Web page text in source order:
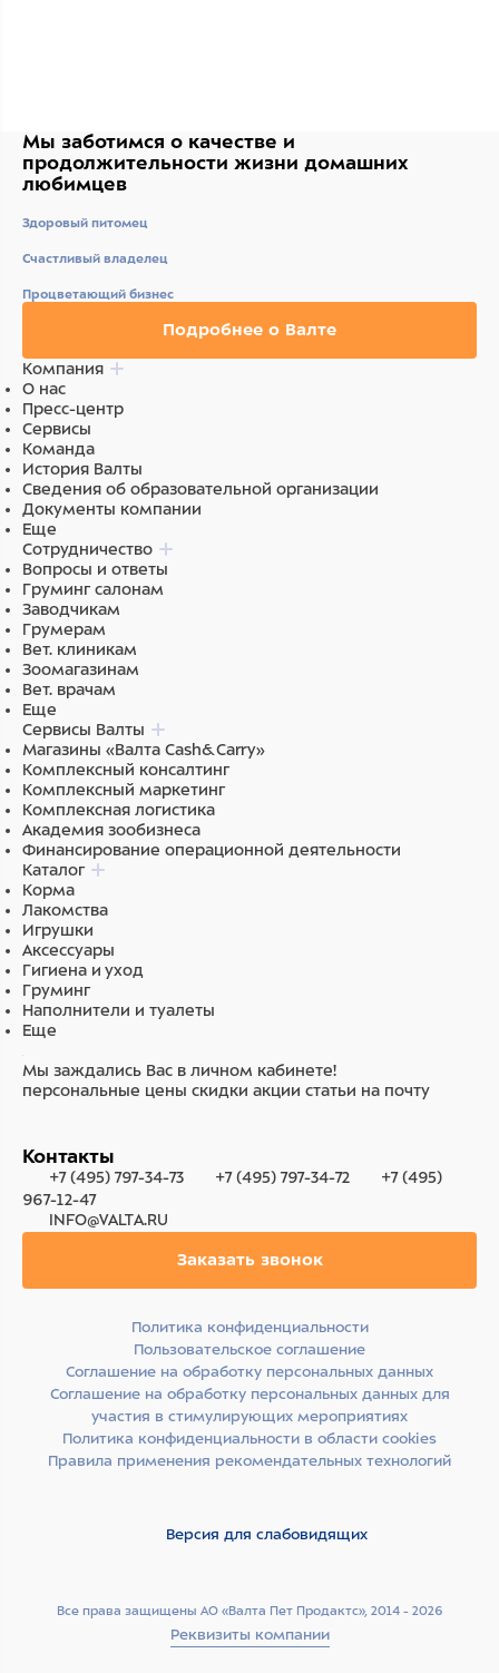
Мы заботимся о качестве и
продолжительности жизни домашних
любимцев
Здоровый питомец
Счастливый владелец
Процветающий бизнес
Подробнее о Валте
Компания
О нас
Пресс-центр
Сервисы
Команда
История Валты
Сведения об образовательной организации
Документы компании
Еще
Сотрудничество
Вопросы и ответы
Груминг салонам
Заводчикам
Грумерам
Вет. клиникам
Зоомагазинам
Вет. врачам
Еще
Сервисы Валты
Магазины «Валта Cash&Carry»
Комплексный консалтинг
Комплексный маркетинг
Комплексная логистика
Академия зообизнеса
Финансирование операционной деятельности
Каталог
Корма
Лакомства
Игрушки
Аксессуары
Гигиена и уход
Груминг
Наполнители и туалеты
Еще
Мы заждались Вас в личном кабинете!
персональные цены скидки акции статьи на почту
Контакты
+7 (495) 797-34-73 +7 (495) 797-34-72
+7 (495)
967-12-47
INFO@VALTA.RU
Заказать звонок
Все права защищены АО «Валта Пет Продактс», 2014 - 2026
Реквизиты компании
Политика конфиденциальности
Пользовательское соглашение
Соглашение на обработку персональных данных
Соглашение на обработку персональных данных для
участия в стимулирующих мероприятиях
Политика конфиденциальности в области cookies
Правила применения рекомендательных технологий
Версия для слабовидящих